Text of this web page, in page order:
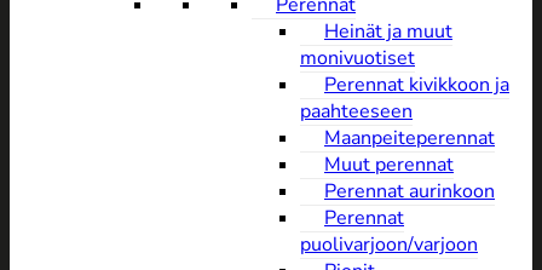
Heinät ja muut
monivuotiset
Perennat kivikkoon ja
paahteeseen
Maanpeiteperennat
Muut perennat
Perennat aurinkoon
Perennat
puolivarjoon/varjoon